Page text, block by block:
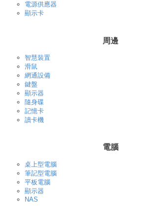
電源供應器
顯示卡
周邊
智慧裝置
滑鼠
網通設備
鍵盤
顯示器
隨身碟
記憶卡
讀卡機
電腦
桌上型電腦
筆記型電腦
平板電腦
顯示器
NAS